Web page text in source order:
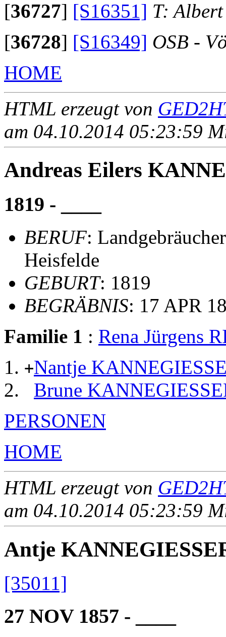
[36727] [S16351] T:
[36728] [S16349] OSB -
HOME
HTML erzeugt von
am 04.10.2014 05:23:59
Andreas Eilers
1819 - ____
BERUF: Landgebräucher
Heisfelde
GEBURT: 1819
BEGRÄBNIS: 17 APR
Familie 1 : Rena Jürgens
+Nantje
Brune
PERSONEN
HOME
HTML erzeugt von
am 04.10.2014 05:23:59
Antje
[35011]
27 NOV 1857 - ____